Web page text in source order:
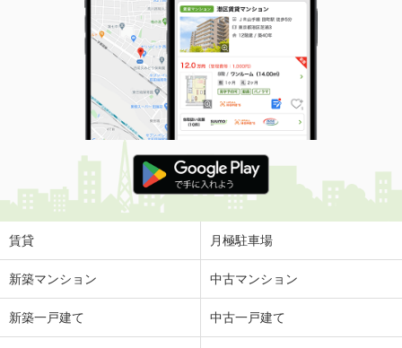
賃貸 月極駐車場
新築マンション 中古マンション
新築一戸建て 中古一戸建て